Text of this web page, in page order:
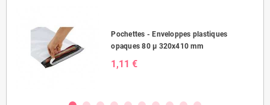
Pochettes - Enveloppes plastiques
opaques 80 µ 320x410 mm
1,11 €